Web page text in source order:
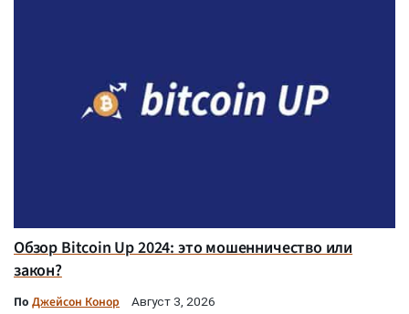
Обзор Bitcoin Up 2024: это мошенничество или
закон?
По Джейсон Конор Август 3, 2026